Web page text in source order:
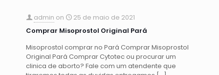
admin on
25 de maio de 2021
Comprar Misoprostol Original Pará
Misoprostol comprar no Pará Comprar Misoprostol
Original Pará Comprar Cytotec ou procurar um
clinica de aborto? Fale com um atendente que